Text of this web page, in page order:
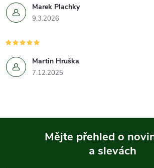
Marek Plachky
9.3.2026
Martin Hruška
7.12.2025
Mějte přehled o
a slevách